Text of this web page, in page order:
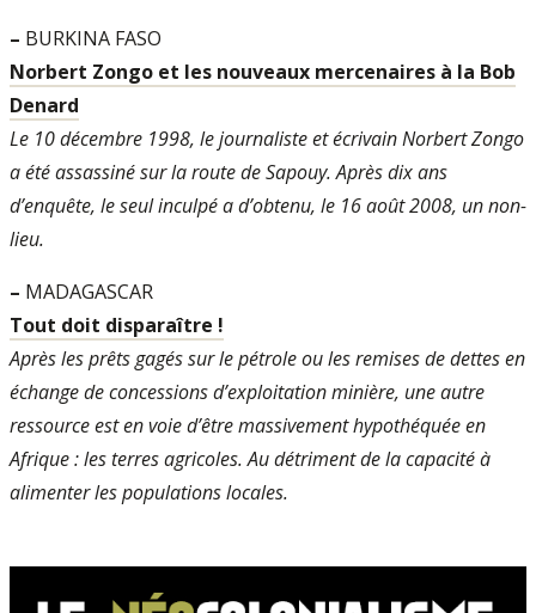
– BURKINA FASO
Norbert Zongo et les nouveaux mercenaires à la Bob
Denard
Le 10 décembre 1998, le journaliste et écrivain Norbert Zongo
a été assassiné sur la route de Sapouy. Après dix ans
d’enquête, le seul inculpé a d’obtenu, le 16 août 2008, un non-
lieu.
– MADAGASCAR
Tout doit disparaître !
Après les prêts gagés sur le pétrole ou les remises de dettes en
échange de concessions d’exploitation minière, une autre
ressource est en voie d’être massivement hypothéquée en
Afrique : les terres agricoles. Au détriment de la capacité à
alimenter les populations locales.